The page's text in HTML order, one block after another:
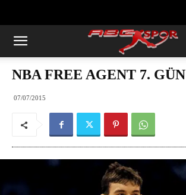
NBA FREE AGENT 7. GÜN
07/07/2015